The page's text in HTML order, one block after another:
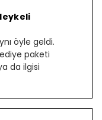
öyle geldi.
paketi
da ilgisi